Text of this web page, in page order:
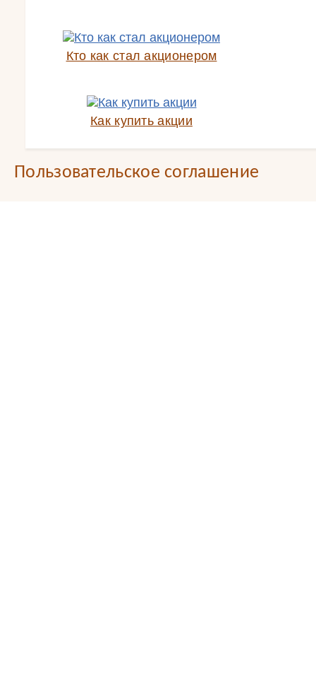
Кто как стал акционером
Как купить акции
Пользовательское соглашение